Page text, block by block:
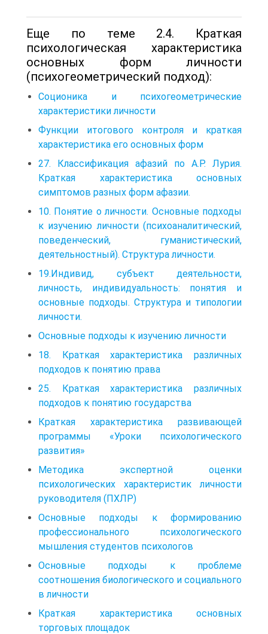
Еще по теме 2.4. Краткая
психологическая характеристика
основных форм личности
(психогеометрический подход):
Соционика и психогеометрические
характеристики личности
Функции итогового контроля и краткая
характеристика его основных форм
27. Классификация афазий по А.Р. Лурия.
Краткая характеристика основных
симптомов разных форм афазии.
10. Понятие о личности. Основные подходы
к изучению личности (психоаналитический,
поведенческий, гуманистический,
деятельностный). Структура личности.
19.Индивид, субъект деятельности,
личность, индивидуальность: понятия и
основные подходы. Структура и типологии
личности.
Основные подходы к изучению личности
18. Краткая характеристика различных
подходов к понятию права
25. Краткая характеристика различных
подходов к понятию государства
Краткая характеристика развивающей
программы «Уроки психологического
развития»
Методика экспертной оценки
психологических характеристик личности
руководителя (ПХЛР)
Основные подходы к формированию
профессионального психологического
мышления студентов психологов
Основные подходы к проблеме
соотношения биологического и социального
в личности
Краткая характеристика основных
торговых площадок